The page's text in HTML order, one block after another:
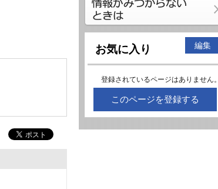
お気に入り 編集
登録されているページはありません。
このページを登録する